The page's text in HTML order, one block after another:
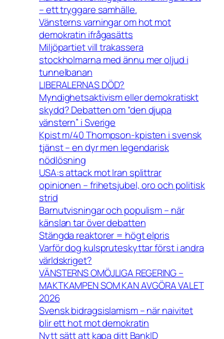
– ett tryggare samhälle.
Vänsterns varningar om hot mot
demokratin ifrågasätts
Miljöpartiet vill trakassera
stockholmarna med ännu mer oljud i
tunnelbanan
LIBERALERNAS DÖD?
Myndighetsaktivism eller demokratiskt
skydd? Debatten om “den djupa
vänstern” i Sverige
Kpist m/40 Thompson-kpisten i svensk
tjänst – en dyr men legendarisk
nödlösning
USA:s attack mot Iran splittrar
opinionen – frihetsjubel, oro och politisk
strid
Barnutvisningar och populism – när
känslan tar över debatten
Stängda reaktorer = högt elpris
Varför dog kulspruteskyttar först i andra
världskriget?
VÄNSTERNS OMÖJLIGA REGERING –
MAKTKAMPEN SOM KAN AVGÖRA VALET
2026
Svensk bidragsislamism – när naivitet
blir ett hot mot demokratin
Nytt sätt att kapa ditt BankID